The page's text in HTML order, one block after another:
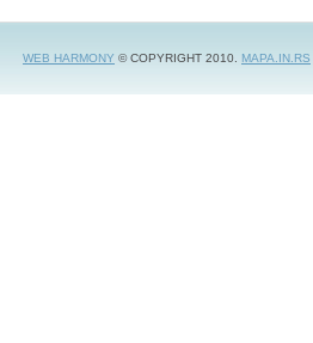
WEB HARMONY © COPYRIGHT 2010. MAPA.IN.RS